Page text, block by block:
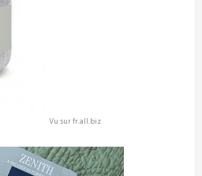
Vu sur fr.all.biz